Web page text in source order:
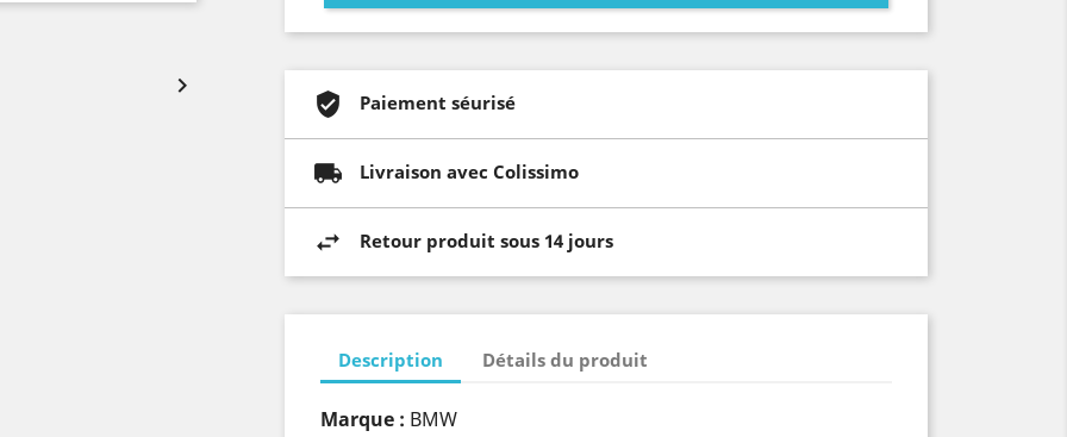

Paiement séurisé
Livraison avec Colissimo
Retour produit sous 14 jours
Description Détails du produit
Marque : BMW